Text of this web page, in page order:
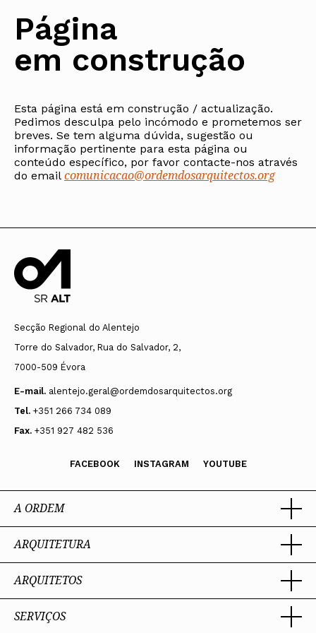
Nacional
Conselho Fiscal
Conselho Diretivo Regional
Conselho de Disciplina
Regional
Colégios
CAU
Glossário de
Arquitectura de
Autor
Protocolos
Institucionais
Protocolos Comerciais
SILUC
Apoio jurídico
Madeira
Açores
Notícias
Centro
Lisboa e Vale do Tejo
Alentejo
Algarve
Madeira
Açores
Página
em construção
Esta página está em construção / actualização.
Pedimos desculpa pelo incómodo e prometemos ser
breves. Se tem alguma dúvida, sugestão ou
informação pertinente para esta página ou
conteúdo específico, por favor contacte-nos através
do email comunicacao@ordemdosarquitectos.org
Secção Regional do Alentejo
Torre do Salvador, Rua do Salvador, 2,
7000-509 Évora
E-mail. alentejo.geral@ordemdosarquitectos.org
Tel. +351 266 734 089
Fax. +351 927 482 536
FACEBOOK INSTAGRAM YOUTUBE
A ORDEM
Ordem dos Arquitectos
Sobre a OA
Legado
Estatuto e Regulamentos
ARQUITETURA
Trabalhar com Arquiteto
Porquê um Arquiteto
Boas práticas
ARQUITETOS
Portal dos Arquitectos
SERVIÇOS